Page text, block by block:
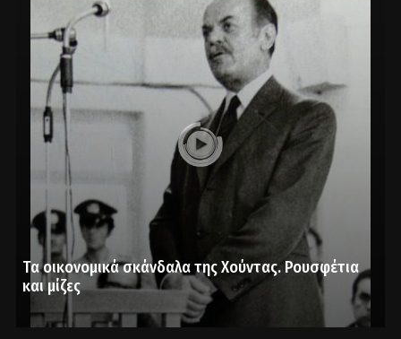
Τα οικονομικά σκάνδαλα της Χούντας. Ρουσφέτια
και μίζες